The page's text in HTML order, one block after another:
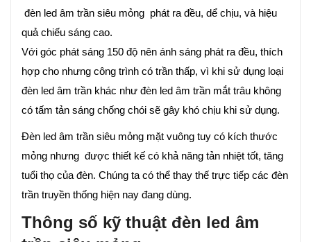
đèn led âm trần siêu mỏng phát ra đều, dể chịu, và hiệu
quả chiếu sáng cao.
Với góc phát sáng 150 độ nên ánh sáng phát ra đều, thích
hợp cho nhưng công trình có trần thấp, vì khi sử dụng loại
đèn led âm trần khác như đèn led âm trần mắt trâu không
có tấm tản sáng chống chói sẽ gây khó chịu khi sử dụng.
Đèn led âm trần siêu mỏng mặt vuông tuy có kích thước
mỏng nhưng được thiết kế có khả năng tản nhiệt tốt, tăng
tuổi thọ của đèn. Chúng ta có thể thay thế trực tiếp các đèn
trần truyền thống hiện nay đang dùng.
Thông số kỹ thuật đèn led âm